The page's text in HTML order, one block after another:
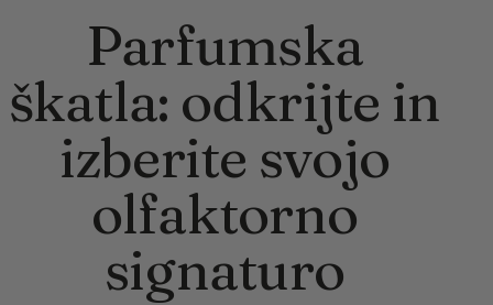
Parfumska
škatla: odkrijte in
izberite svojo
olfaktorno
signaturo